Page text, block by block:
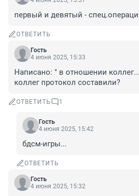
первый и девятый -
ОТВЕТИТЬ
Гость
4 июня 2025, 15:33
Написано: " в отношении
коллег протокол составили?
ОТВЕТИТЬ 1
Гость
4 июня 2025, 15:42
бдсм-игры...
ОТВЕТИТЬ
Гость
4 июня 2025, 15:32